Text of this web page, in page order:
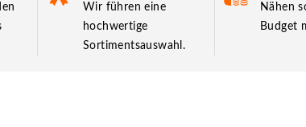
Wir führen eine
hochwertige
Sortimentsauswahl.
Nähen
Budget